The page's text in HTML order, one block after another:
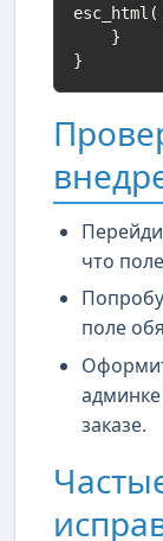
}
что
поле
заказе.